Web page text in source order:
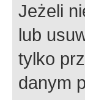
Jeżeli
lub
tylko
danym